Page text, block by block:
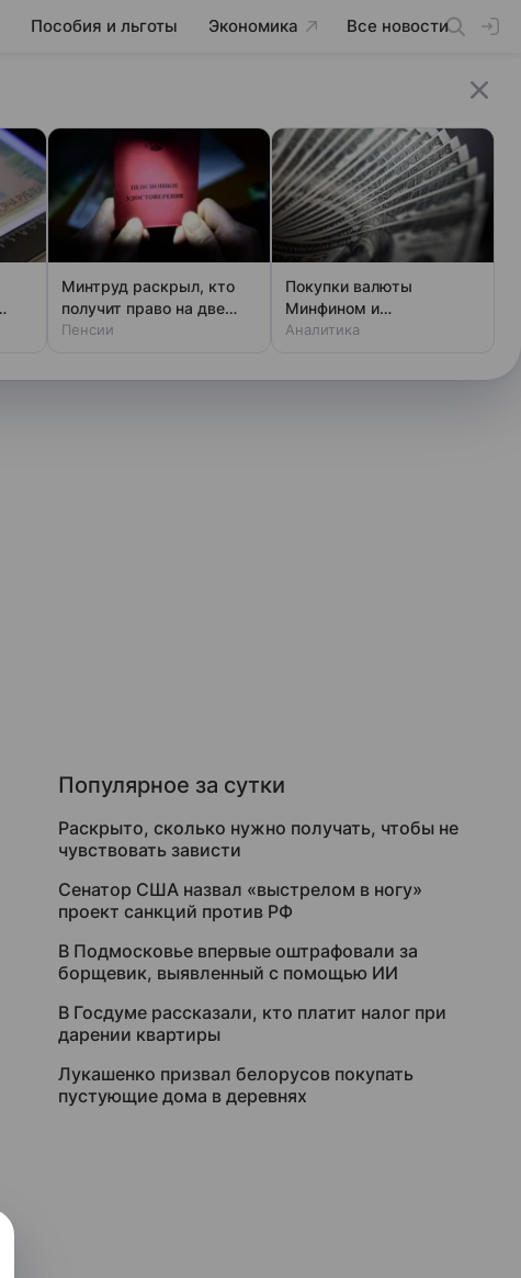
Пособия и льготы Экономика Все новости
Популярное за сутки
Раскрыто, сколько нужно получать, чтобы не
чувствовать зависти
Сенатор США назвал «выстрелом в ногу»
проект санкций против РФ
В Подмосковье впервые оштрафовали за
борщевик, выявленный с помощью ИИ
В Госдуме рассказали, кто платит налог при
дарении квартиры
Лукашенко призвал белорусов покупать
пустующие дома в деревнях
Минтруд раскрыл, кто
получит право на две
пенсии
Пенсии
Покупки валюты
Минфином и
спекулянтами разогнали
Аналитика